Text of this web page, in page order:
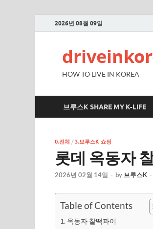
2026년 08월 09일
HOW TO LIVE IN KOREA
브루스K SHARE MY K-LIFE
0.전체 / 3.브루스K 쇼핑
롯데 옥동자
2026년 02월 14일 - by 브루스K -
Table of Contents
옥동자 찰떡파이